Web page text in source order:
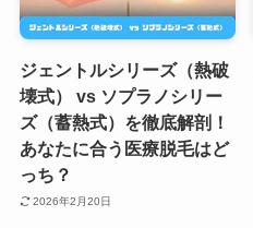
ジェントルシリーズ（熱破
壊式） vs ソプラノシリー
ズ（蓄熱式）を徹底解剖！
あなたに合う医療脱毛はど
っち？
2026年2月20日